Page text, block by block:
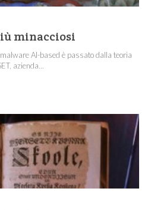
minacciosi
AI-based è passato dalla teoria
azienda...